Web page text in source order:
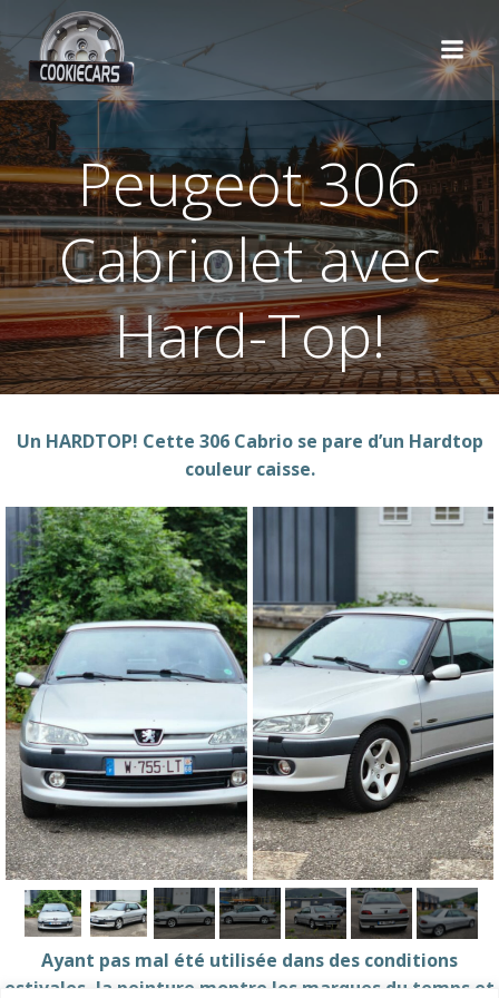
Peugeot 306
Cabriolet avec
Hard-Top!
Un HARDTOP! Cette 306 Cabrio se pare d’un Hardtop
couleur caisse.
Ayant pas mal été utilisée dans des conditions
estivales, la peinture montre les marques du temps et